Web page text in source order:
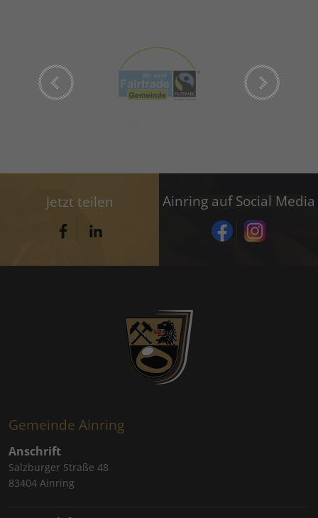
Jetzt teilen Ainring auf Social Media
Gemeinde Ainring
Anschrift
Salzburger Straße 48
83404 Ainring